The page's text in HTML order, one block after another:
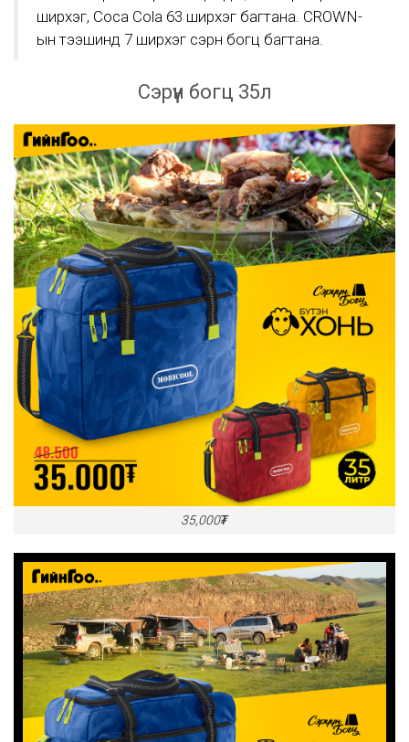
ширхэг, Coca Cola 63 ширхэг багтана. CROWN-
ын тээшинд 7 ширхэг сэрүүн богц багтана.
Сэрүүн богц 35л
35,000₮